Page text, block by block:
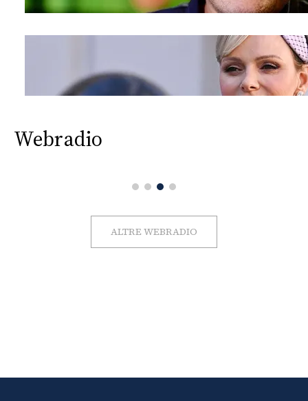
Webradio
ALTRE WEBRADIO